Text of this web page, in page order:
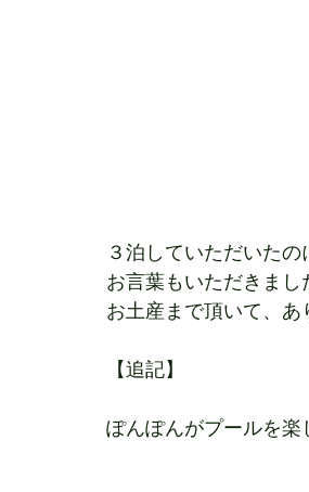
３泊していただいた
お言葉もいただきまし
お土産まで頂いて、あ
【追記】
ぽんぽんがプールを楽